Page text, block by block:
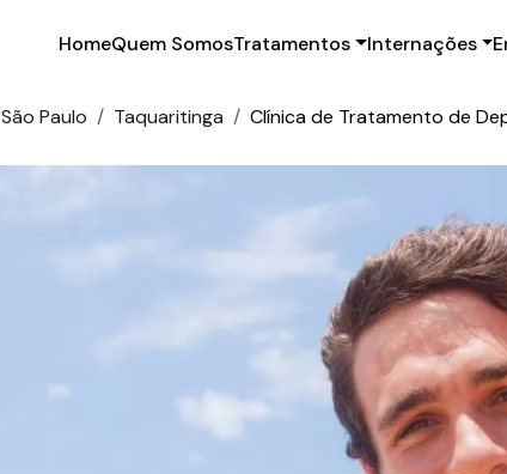
HomeQuem SomosTratamentos Internações
São Paulo Taquaritinga Clínica de Tratamento de